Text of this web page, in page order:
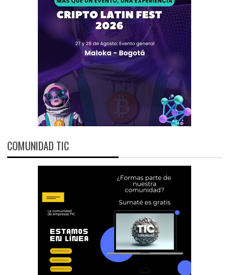
COMUNIDAD TIC